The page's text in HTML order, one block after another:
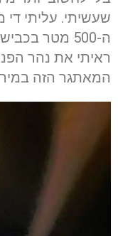
שעשיתי. עליתי
ה-500 מטר
ראיתי את נהר
המאתגר הזה